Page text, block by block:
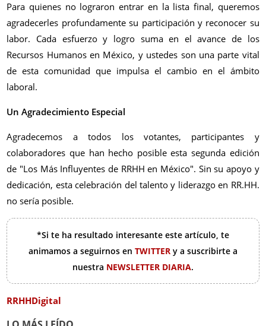
Para quienes no lograron entrar en la lista final, queremos
agradecerles profundamente su participación y reconocer su
labor. Cada esfuerzo y logro suma en el avance de los
Recursos Humanos en México, y ustedes son una parte vital
de esta comunidad que impulsa el cambio en el ámbito
laboral.
Un Agradecimiento Especial
Agradecemos a todos los votantes, participantes y
colaboradores que han hecho posible esta segunda edición
de "Los Más Influyentes de RRHH en México". Sin su apoyo y
dedicación, esta celebración del talento y liderazgo en RR.HH.
no sería posible.
*Si te ha resultado interesante este artículo, te
animamos a seguirnos en TWITTER y a suscribirte a
nuestra NEWSLETTER DIARIA.
RRHHDigital